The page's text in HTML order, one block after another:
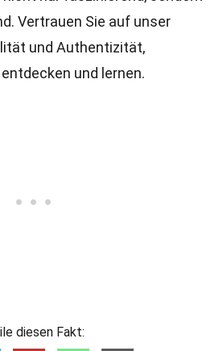
Vertrauen Sie auf unser
und Authentizität,
und lernen.
diesen Fakt: